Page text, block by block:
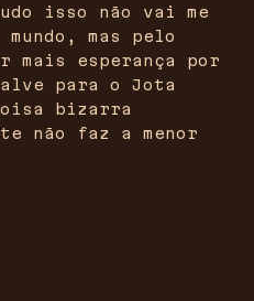
isso não vai me
mas pelo
mais esperança por
para o Jota
bizarra
não faz a menor